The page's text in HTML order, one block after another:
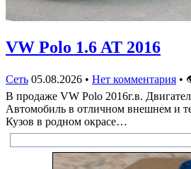
VW Polo 1.6 AT 2016
Сеть 05.08.2026 • Нет комментария •
В продаже VW Polo 2016г.в.
Автомобиль в отличном внешнем и
Кузов в родном окрасе…